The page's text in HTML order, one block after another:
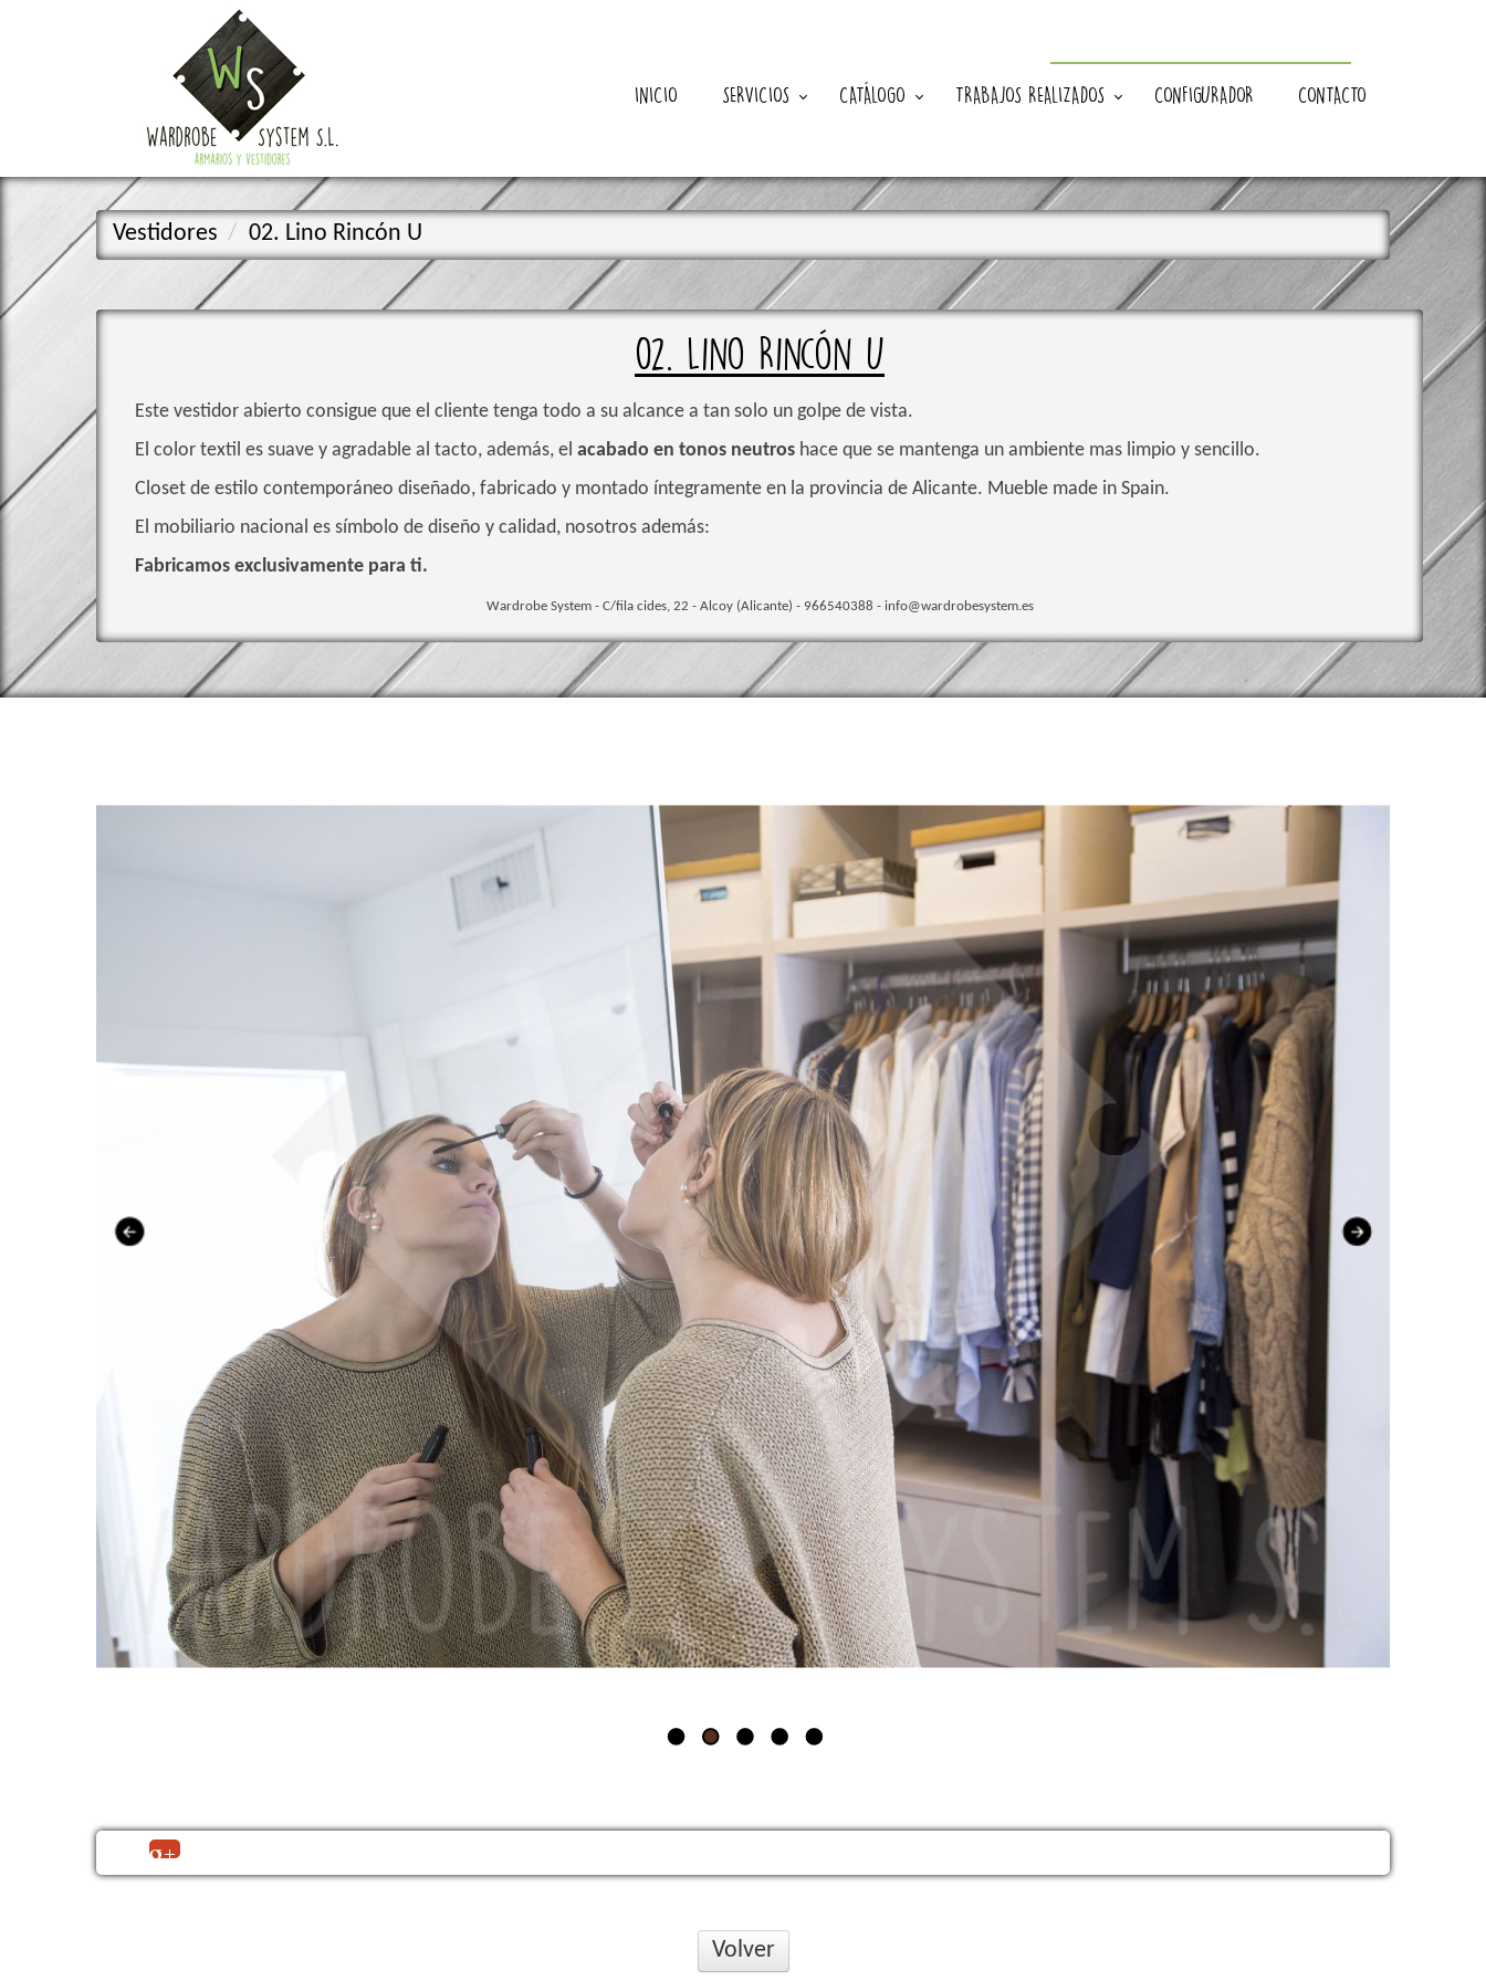
INICIO SERVICIOS CATÁLOGO TRABAJOS REALIZADOS CONFIGURADOR CONTACTO
Vestidores 02. Lino Rincón U
02. Lino Rincón U
Este vestidor abierto consigue que el cliente tenga todo a su alcance a tan solo un golpe de vista.
El color textil es suave y agradable al tacto, además, el acabado en tonos neutros hace que se mantenga un ambiente mas limpio y sencillo.
Closet de estilo contemporáneo diseñado, fabricado y montado íntegramente en la provincia de Alicante. Mueble made in Spain.
El mobiliario nacional es símbolo de diseño y calidad, nosotros además:
Fabricamos exclusivamente para ti.
Wardrobe System - C/fila cides, 22 - Alcoy (Alicante) - 966540388 - info@wardrobesystem.es
Volver